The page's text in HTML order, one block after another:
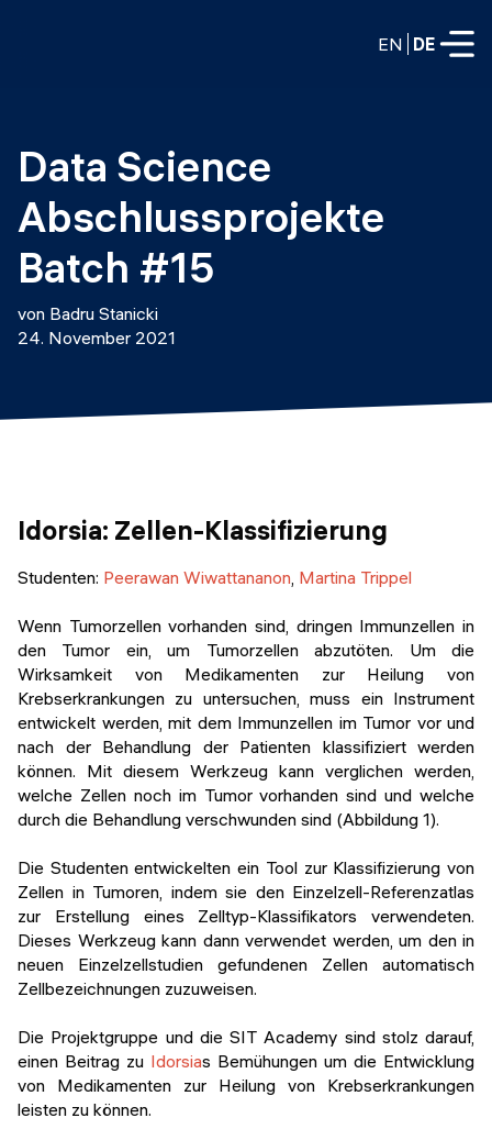
EN DE
VOLLZEITPROGRAMME
Data Science
Web-Entwicklung und KI
TEILZEITROGRAMME
Data Science
DevOps zu LLMOps
KURZKURSE
KOSTENLOSE RESSOURCEN
Data Science Einführungskurs
Web-Entwicklung Einführungskurs
Python Einführungskurs
Weiterbildung / Schulung
Consulting
Prototyping
Data Science
Abschlussprojekte
Batch #15
von Badru Stanicki
24. November 2021
Idorsia: Zellen-Klassifizierung
Studenten: Peerawan Wiwattananon Martina Trippel
Wenn Tumorzellen vorhanden sind, dringen Immunzellen in
den Tumor ein, um Tumorzellen abzutöten. Um die
Wirksamkeit von Medikamenten zur Heilung von
Krebserkrankungen zu untersuchen, muss ein Instrument
entwickelt werden, mit dem Immunzellen im Tumor vor und
nach der Behandlung der Patienten klassifiziert werden
können. Mit diesem Werkzeug kann verglichen werden,
welche Zellen noch im Tumor vorhanden sind und welche
durch die Behandlung verschwunden sind (Abbildung 1).
Die Studenten entwickelten ein Tool zur Klassifizierung von
Zellen in Tumoren, indem sie den Einzelzell-Referenzatlas
zur Erstellung eines Zelltyp-Klassifikators verwendeten.
Dieses Werkzeug kann dann verwendet werden, um den in
neuen Einzelzellstudien gefundenen Zellen automatisch
Zellbezeichnungen zuzuweisen.
Die Projektgruppe und die SIT Academy sind stolz darauf,
einen Beitrag zu Idorsias Bemühungen um die Entwicklung
von Medikamenten zur Heilung von Krebserkrankungen
leisten zu können.